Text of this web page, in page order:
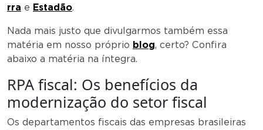
rra e Estadão.
Nada mais justo que divulgarmos também essa
matéria em nosso próprio blog, certo? Confira
abaixo a matéria na íntegra.
RPA fiscal: Os benefícios da
modernização do setor fiscal
Os departamentos fiscais das empresas brasileiras